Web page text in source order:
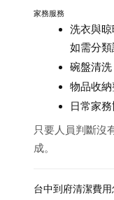
家務服務
洗衣與
如需分類
碗盤清洗
物品收納
日常家
只要人員判斷沒
成。
台中到府清潔費用